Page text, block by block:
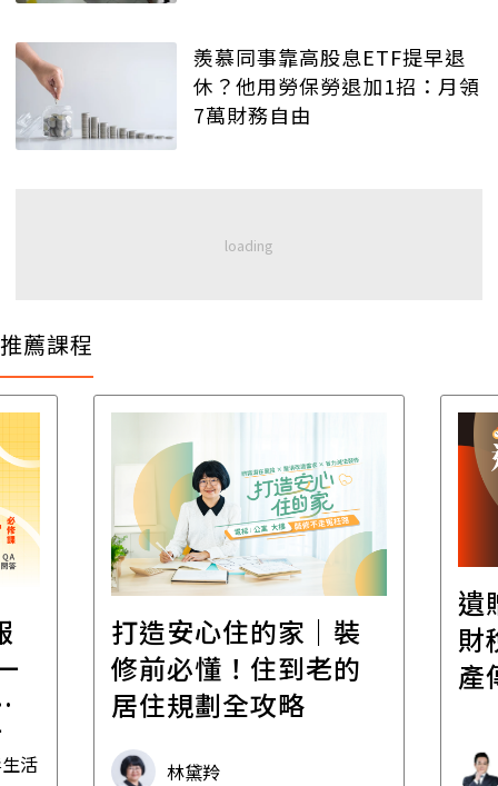
羨慕同事靠高股息ETF提早退
休？他用勞保勞退加1招：月領
7萬財務自由
推薦課程
活
打造安心住的家｜裝
修前必懂！住到老的
居住規劃全攻略
林黛羚
遺
財
產